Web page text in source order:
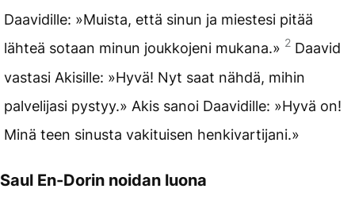
Daavidille: »Muista, että sinun ja miestesi pitää
lähteä sotaan minun joukkojeni mukana.» 2 Daavid
vastasi Akisille: »Hyvä! Nyt saat nähdä, mihin
palvelijasi pystyy.» Akis sanoi Daavidille: »Hyvä on!
Minä teen sinusta vakituisen henkivartijani.»
Saul En-Dorin noidan luona